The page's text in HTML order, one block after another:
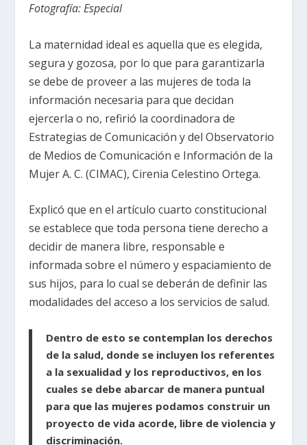
Fotografía: Especial
La maternidad ideal es aquella que es elegida,
segura y gozosa, por lo que para garantizarla
se debe de proveer a las mujeres de toda la
información necesaria para que decidan
ejercerla o no, refirió la coordinadora de
Estrategias de Comunicación y del Observatorio
de Medios de Comunicación e Información de la
Mujer A. C. (CIMAC), Cirenia Celestino Ortega.
Explicó que en el artículo cuarto constitucional
se establece que toda persona tiene derecho a
decidir de manera libre, responsable e
informada sobre el número y espaciamiento de
sus hijos, para lo cual se deberán de definir las
modalidades del acceso a los servicios de salud.
Dentro de esto se contemplan los derechos
de la salud, donde se incluyen los referentes
a la sexualidad y los reproductivos, en los
cuales se debe abarcar de manera puntual
para que las mujeres podamos construir un
proyecto de vida acorde, libre de violencia y
discriminación.